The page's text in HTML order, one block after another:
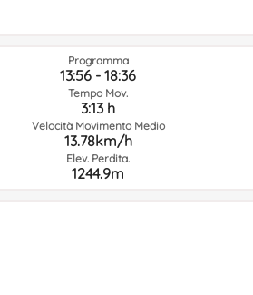
Programma
13:56 - 18:36
Tempo Mov.
3:13 h
Velocità Movimento Medio
13.78km/h
Elev. Perdita.
1244.9m